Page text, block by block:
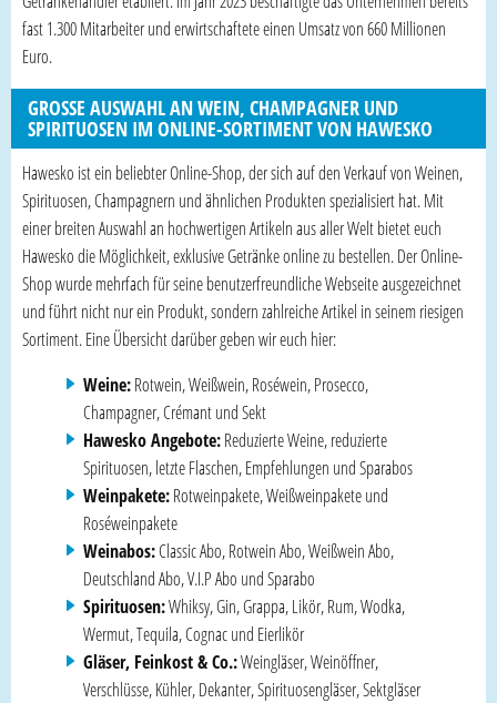
fast 1.300 Mitarbeiter und erwirtschaftete einen Umsatz von 660 Millionen
Euro.
GROSSE AUSWAHL AN WEIN, CHAMPAGNER UND S
PIRITUOSEN IM ONLINE-SORTIMENT VON HAWESKO
Hawesko ist ein beliebter Online-Shop, der sich auf den Verkauf von Weinen,
Spirituosen, Champagnern und ähnlichen Produkten spezialisiert hat. Mit
einer breiten Auswahl an hochwertigen Artikeln aus aller Welt bietet euch
Hawesko die Möglichkeit, exklusive Getränke online zu bestellen. Der Online-
Shop wurde mehrfach für seine benutzerfreundliche Webseite ausgezeichnet
und führt nicht nur ein Produkt, sondern zahlreiche Artikel in seinem riesigen
Sortiment. Eine Übersicht darüber geben wir euch hier:
Weine:Rotwein, Weißwein, Roséwein, Prosecco,
Champagner, Crémant und Sekt
Hawesko Angebote:Reduzierte Weine, reduzierte
Spirituosen, letzte Flaschen, Empfehlungen und Sparabos
Weinpakete:Rotweinpakete, Weißweinpakete und
Roséweinpakete
Weinabos:Classic Abo, Rotwein Abo, Weißwein Abo,
Deutschland Abo, V.I.P Abo und Sparabo
Spirituosen:Whiksy, Gin, Grappa, Likör, Rum, Wodka,
Wermut, Tequila, Cognac und Eierlikör
Gläser, Feinkost & Co.:Weingläser, Weinöffner,
Verschlüsse, Kühler, Dekanter, Spirituosengläser, Sektgläser